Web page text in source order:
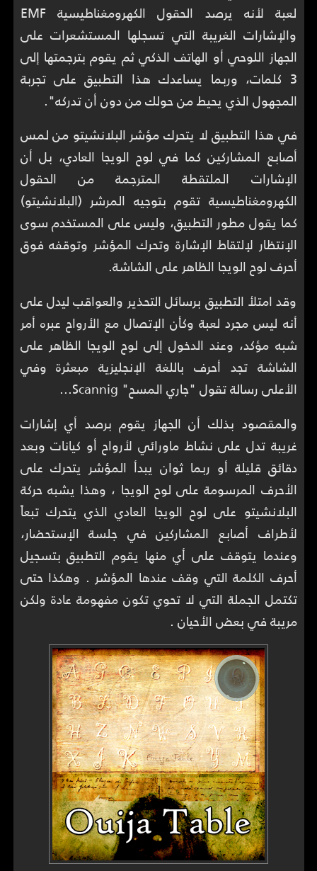
لعبة لأنه يرصد الحقول الكهرومغناطيسية EMF
والإشارات الغريبة التي تسجلها المستشعرات على
الجهاز اللوحي أو الهاتف الذكي ثم يقوم بترجمتها إلى
3 كلمات، وربما يساعدك هذا التطبيق على تجربة
المجهول الذي يحيط من حولك من دون أن تدركه".
في هذا التطبيق لا يتحرك مؤشر البلانشيتو من لمس
أصابع المشاركين كما في لوح الويجا العادي، بل أن
الإشارات الملتقطة المترجمة من الحقول
الكهرومغناطيسية تقوم بتوجيه المرشر (البلانشيتو)
كما يقول مطور التطبيق، وليس على المستخدم سوى
الإنتظار لإلتقاط الإشارة وتحرك المؤشر وتوقفه فوق
أحرف لوح الويجا الظاهر على الشاشة.
وقد امتلأ التطبيق برسائل التحذير والعواقب ليدل على
أنه ليس مجرد لعبة وكأن الإتصال مع الأرواح عبره أمر
شبه مؤكد، وعند الدخول إلى لوح الويجا الظاهر على
الشاشة تجد أحرف باللغة الإنجليزية مبعثرة وفي
الأعلى رسالة تقول "جاري المسح" Scannig...
والمقصود بذلك أن الجهاز يقوم برصد أي إشارات
غريبة تدل على نشاط ماورائي لأرواح أو كيانات وبعد
دقائق قليلة أو ربما ثوان يبدأ المؤشر يتحرك على
الأحرف المرسومة على لوح الويجا ، وهذا يشبه حركة
البلانشيتو على لوح الويجا العادي الذي يتحرك تبعاً
لأطراف أصابع المشاركين في جلسة الإستحضار،
وعندما يتوقف على أي منها يقوم التطبيق بتسجيل
أحرف الكلمة التي وقف عندها المؤشر . وهكذا حتى
تكتمل الجملة التي لا تحوي تكون مفهومة عادة ولكن
مريبة في بعض الأحيان .